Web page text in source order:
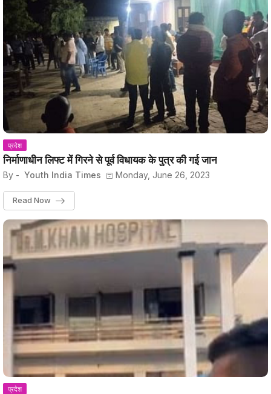
प्रदेश
निर्माणाधीन लिफ्ट में गिरने से पूर्व विधायक के पुत्र की गई जान
By - Youth India Times Monday, June 26, 2023
Read Now
प्रदेश